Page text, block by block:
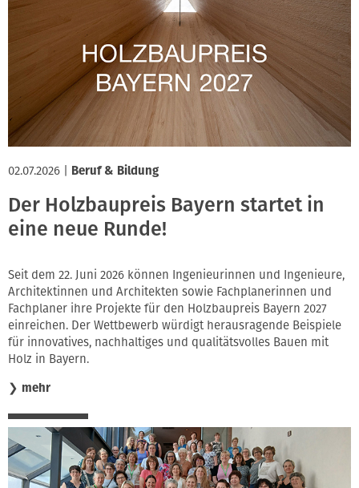
02.07.2026 Beruf & Bildung
Der Holzbaupreis Bayern startet in
eine neue Runde!
Seit dem 22. Juni 2026 können Ingenieurinnen und Ingenieure,
Architektinnen und Architekten sowie Fachplanerinnen und
Fachplaner ihre Projekte für den Holzbaupreis Bayern 2027
einreichen. Der Wettbewerb würdigt herausragende Beispiele
für innovatives, nachhaltiges und qualitätsvolles Bauen mit
Holz in Bayern.
❯ mehr